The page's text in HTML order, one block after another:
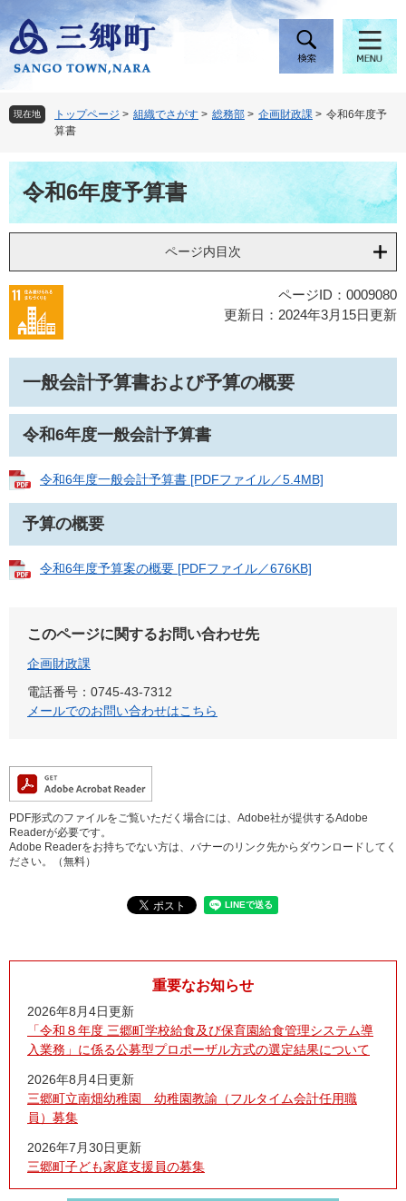
ー
ジ
頭
で
。
ニ
ュ
飛
ば
て
現在地 トップページ > 組織でさがす > 総務部 > 企画財政課 > 令和6年度予
算書
本
文令和6年度予算書
ページ内目次
ページID：0009080
更新日：2024年3月15日更新
一般会計予算書および予算の概要
令和6年度一般会計予算書
令和6年度一般会計予算書 [PDFファイル／5.4MB]
予算の概要
令和6年度予算案の概要 [PDFファイル／676KB]
このページに関するお問い合わせ先
企画財政課
電話番号：0745-43-7312
メールでのお問い合わせはこちら
PDF形式のファイルをご覧いただく場合には、Adobe社が提供するAdobe
Readerが必要です。
Adobe Readerをお持ちでない方は、バナーのリンク先からダウンロードしてく
ださい。（無料）
重要なお知らせ
2026年8月4日更新
「令和８年度 三郷町学校給食及び保育園給食管理システム導
入業務」に係る公募型プロポーザル方式の選定結果について
2026年8月4日更新
三郷町立南畑幼稚園 幼稚園教諭（フルタイム会計任用職
員）募集
2026年7月30日更新
三郷町子ども家庭支援員の募集